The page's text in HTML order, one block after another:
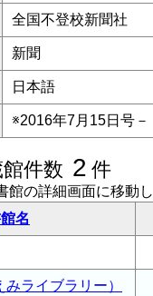
全国不登校新聞社
新聞
日本語
※2016年7月15日号
件数 2 件
の詳細画面に移動し
名
ライブラリー）